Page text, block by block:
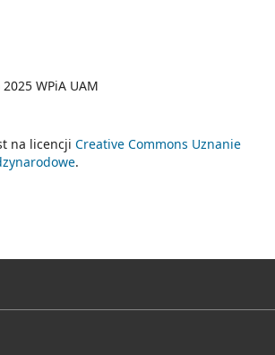
WPiA UAM
na licencji Creative Commons Uznanie
.